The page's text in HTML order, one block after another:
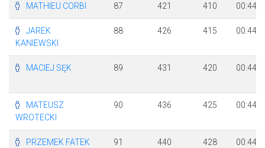
MATHIEU CORBI 87 421 410
JAREK
KANIEWSKI
88 426 415
MACIEJ SĘK 89 431 420
MATEUSZ
WROTECKI
90 436 425
PRZEMEK FATEK 91 440 428